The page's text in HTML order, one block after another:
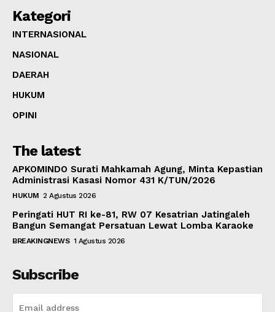
Kategori
INTERNASIONAL
NASIONAL
DAERAH
HUKUM
OPINI
The latest
APKOMINDO Surati Mahkamah Agung, Minta Kepastian
Administrasi Kasasi Nomor 431 K/TUN/2026
HUKUM 2 Agustus 2026
Peringati HUT RI ke-81, RW 07 Kesatrian Jatingaleh
Bangun Semangat Persatuan Lewat Lomba Karaoke
BREAKINGNEWS 1 Agustus 2026
Subscribe